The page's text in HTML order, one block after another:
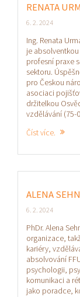
RENATA
6. 2. 2024
Ing. Renata
je
profesní praxe
sektoru.
pro Českou
asociaci
držitelkou
vzdělávání (75-
Číst více.
ALENA
6. 2. 2024
PhDr. Alena
organizace,
kariéry,
absolvování
psychologii,
komunikaci a
jako poradce,